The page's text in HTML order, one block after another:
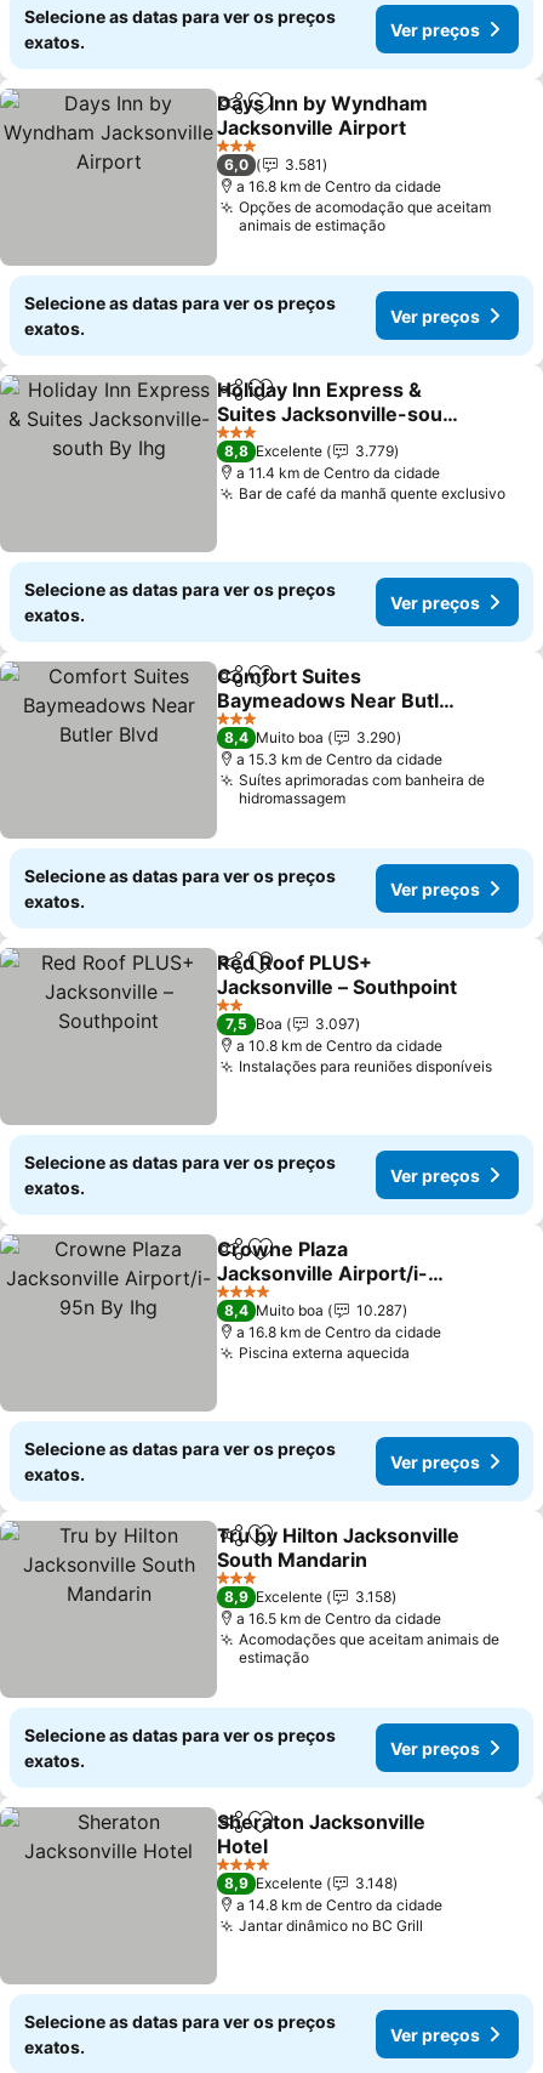
Selecione as datas para ver os preços
exatos.
Ver preços
PartilharAdicionar aos favoritos
Days Inn by Wyndham
Jacksonville Airport
Ver preços
3 Estrelas
6,0
3.581
a 16.8 km de Centro da cidade
Opções de acomodação que aceitam
animais de estimação
Selecione as datas para ver os preços
exatos.
Ver preços
PartilharAdicionar aos favoritos
Holiday Inn Express &
Suites Jacksonville-south
By Ihg
Ver preços
3 Estrelas
8,8 Excelente
3.779
a 11.4 km de Centro da cidade
Bar de café da manhã quente exclusivoVer
Selecione as datas para ver os preços
exatos.
Ver preços
PartilharAdicionar aos favoritos
Comfort Suites
Baymeadows Near Butler
Blvd
Ver preços
3 Estrelas
8,4 Muito boa
3.290
a 15.3 km de Centro da cidade
Suítes aprimoradas com banheira de
hidromassagem
Selecione as datas para ver os preços
exatos.
Ver preços
PartilharAdicionar aos favoritos
Red Roof PLUS+
Jacksonville – Southpoint
Ver preços
2 Estrelas
7,5 Boa
3.097
a 10.8 km de Centro da cidade
Instalações para reuniões disponíveisVer
Selecione as datas para ver os preços
exatos.
Ver preços
PartilharAdicionar aos favoritos
Crowne Plaza
Jacksonville Airport/i-
95n By Ihg
Ver preços
4 Estrelas
8,4 Muito boa
10.287
a 16.8 km de Centro da cidade
Piscina externa aquecida
Selecione as datas para ver os preços
exatos.
Ver preços
PartilharAdicionar aos favoritos
Tru by Hilton Jacksonville
South Mandarin
Ver preços
3 Estrelas
8,9 Excelente
3.158
a 16.5 km de Centro da cidade
Acomodações que aceitam animais de
estimação
Selecione as datas para ver os preços
exatos.
Ver preços
PartilharAdicionar aos favoritos
Sheraton Jacksonville
Hotel
Ver preços
4 Estrelas
8,9 Excelente
3.148
a 14.8 km de Centro da cidade
Jantar dinâmico no BC Grill
Selecione as datas para ver os preços
exatos.
Ver preços